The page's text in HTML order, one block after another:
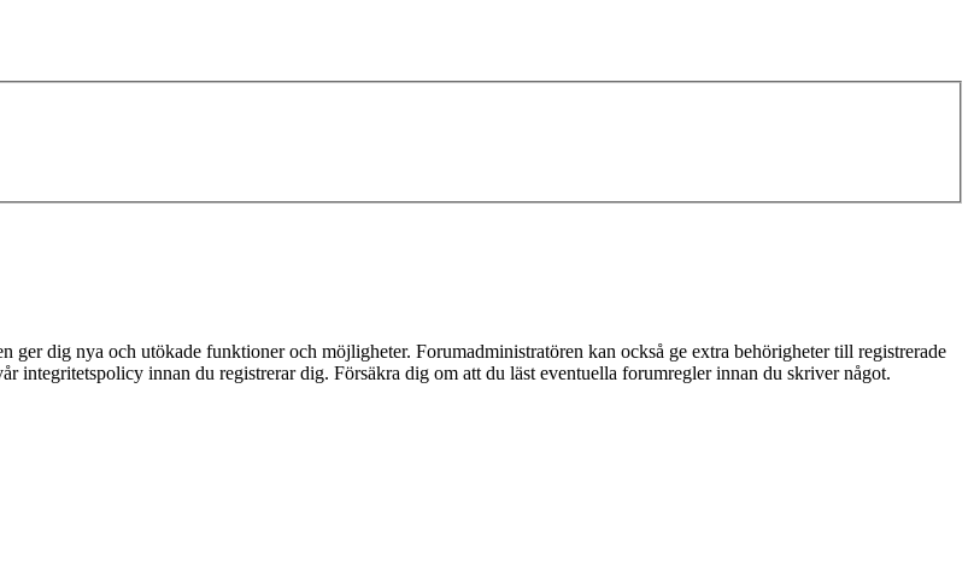
ger dig nya och utökade funktioner och möjligheter. Forumadministratören kan också ge extra behörigheter till registrerade
integritetspolicy innan du registrerar dig. Försäkra dig om att du läst eventuella forumregler innan du skriver något.